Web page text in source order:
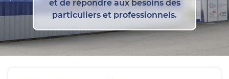
et de répondre aux besoins des
particuliers et professionnels.